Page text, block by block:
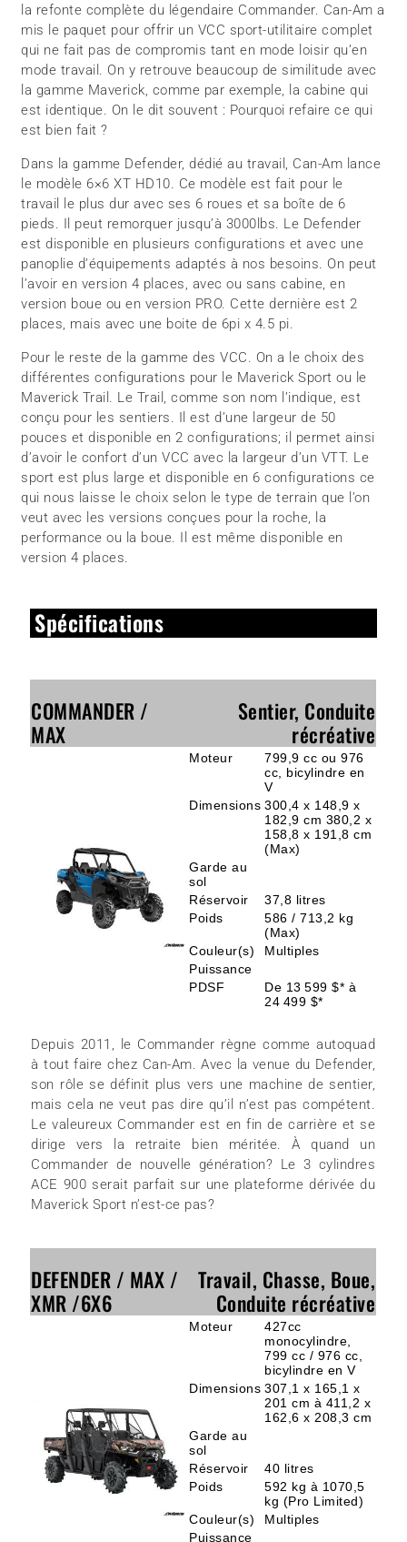
la refonte complète du légendaire Commander. Can-Am a
mis le paquet pour offrir un VCC sport-utilitaire complet
qui ne fait pas de compromis tant en mode loisir qu’en
mode travail. On y retrouve beaucoup de similitude avec
la gamme Maverick, comme par exemple, la cabine qui
est identique. On le dit souvent : Pourquoi refaire ce qui
est bien fait ?
Dans la gamme Defender, dédié au travail, Can-Am lance
le modèle 6×6 XT HD10. Ce modèle est fait pour le
travail le plus dur avec ses 6 roues et sa boîte de 6
pieds. Il peut remorquer jusqu’à 3000lbs. Le Defender
est disponible en plusieurs configurations et avec une
panoplie d’équipements adaptés à nos besoins. On peut
l’avoir en version 4 places, avec ou sans cabine, en
version boue ou en version PRO. Cette dernière est 2
places, mais avec une boite de 6pi x 4.5 pi.
Pour le reste de la gamme des VCC. On a le choix des
différentes configurations pour le Maverick Sport ou le
Maverick Trail. Le Trail, comme son nom l’indique, est
conçu pour les sentiers. Il est d’une largeur de 50
pouces et disponible en 2 configurations; il permet ainsi
d’avoir le confort d’un VCC avec la largeur d’un VTT. Le
sport est plus large et disponible en 6 configurations ce
qui nous laisse le choix selon le type de terrain que l’on
veut avec les versions conçues pour la roche, la
performance ou la boue. Il est même disponible en
version 4 places.
Spécifications
COMMANDER /
MAX
Sentier, Conduite
récréative
Moteur
799,9 cc ou 976
cc, bicylindre en
V
Dimensions 300,4 x 148,9 x
182,9 cm 380,2 x
158,8 x 191,8 cm
(Max)
Garde au
sol
Réservoir
37,8 litres
Poids
586 / 713,2 kg
(Max)
Couleur(s)
Multiples
Puissance
PDSF
De 13 599 $* à
24 499 $*
Depuis 2011, le Commander règne comme autoquad
à tout faire chez Can-Am. Avec la venue du Defender,
son rôle se définit plus vers une machine de sentier,
mais cela ne veut pas dire qu’il n’est pas compétent.
Le valeureux Commander est en fin de carrière et se
dirige vers la retraite bien méritée. À quand un
Commander de nouvelle génération? Le 3 cylindres
ACE 900 serait parfait sur une plateforme dérivée du
Maverick Sport n’est-ce pas?
DEFENDER / MAX /
XMR /6X6
Travail, Chasse, Boue,
Conduite récréative
Moteur
427cc
monocylindre,
799 cc / 976 cc,
bicylindre en V
Dimensions 307,1 x 165,1 x
201 cm à 411,2 x
162,6 x 208,3 cm
Garde au
sol
Réservoir
40 litres
Poids
592 kg à 1070,5
kg (Pro Limited)
Couleur(s)
Multiples
Puissance